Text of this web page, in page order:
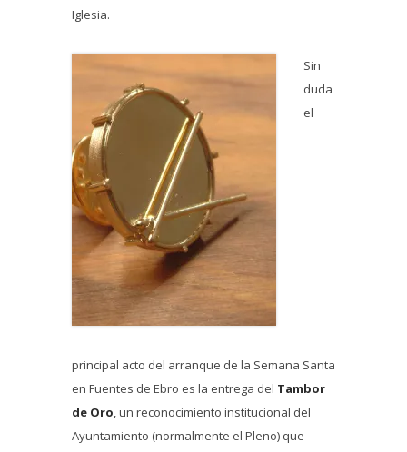
Iglesia.
Sin
duda
el
principal acto del arranque de la Semana Santa
en Fuentes de Ebro es la entrega del Tambor
de Oro, un reconocimiento institucional del
Ayuntamiento (normalmente el Pleno) que